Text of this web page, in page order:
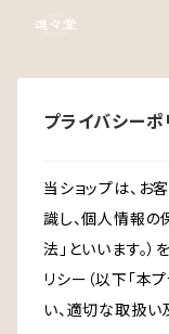
プライバシーポ
当ショップは、
識し、個人情報の
法」といいます。
リシー（以下「本
い、適切な取扱い